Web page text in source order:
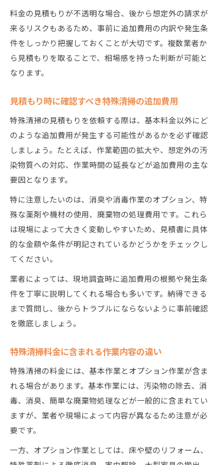
料金の見積もりが不透明な場合、後から想定外の請求が
来るリスクもあるため、事前に追加費用の内訳や発生条
件をしっかり把握しておくことが大切です。複数業者か
ら見積もりを取ることで、相場感を持った判断が可能と
なります。
見積もり時に確認すべき特殊清掃の追加費用
特殊清掃の見積もりを依頼する際は、基本料金以外にど
のような追加費用が発生する可能性があるかを必ず確認
しましょう。たとえば、作業範囲の拡大や、想定外の汚
染物質への対応、作業時間の延長などが追加費用の主な
要因となります。
特に注意したいのは、消臭や消毒作業のオプション、特
殊な薬剤や機材の使用、廃棄物の処理費用です。これら
は現場によって大きく変動しやすいため、見積書に具体
的な金額や条件が明記されているかどうかをチェックし
てください。
業者によっては、現地調査時に追加費用の根拠や発生条
件を丁寧に説明してくれる場合も多いです。納得できる
まで質問し、後からトラブルにならないように事前確認
を徹底しましょう。
特殊清掃料金に含まれる作業内容の違い
特殊清掃の料金には、基本作業とオプション作業が含ま
れる場合があります。基本作業には、汚染物の除去、消
毒、消臭、簡単な廃棄物処理などが一般的に含まれてい
ますが、業者や現場によって内容が異なるため注意が必
要です。
一方、オプション作業としては、床や壁のリフォーム、